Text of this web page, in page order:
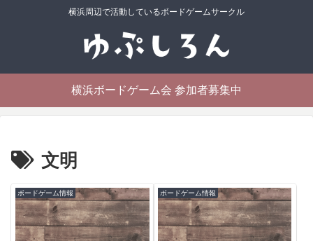
横浜周辺で活動しているボードゲームサークル
横浜ボードゲーム会 参加者募集中
文明
ボードゲーム情報 ボードゲーム情報